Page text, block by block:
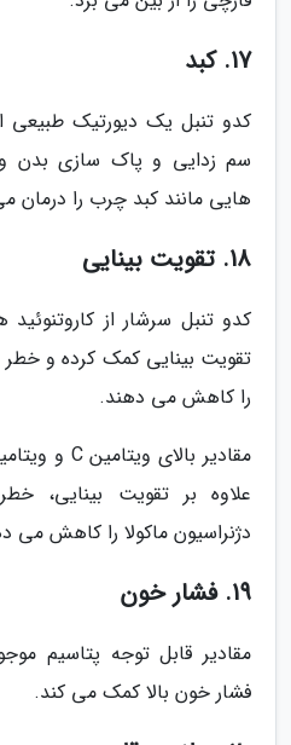
17. کبد
کدو تنبل یک دیورتیک طبیعی
سم زدایی و پاک سازی بدن
هایی مانند کبد چرب را درمان
18. تقویت بینایی
کدو تنبل سرشار از
تقویت بینایی کمک کرده و خطر
را کاهش می دهند.
علاوه بر تقویت بینایی،
دژنراسیون ماکولا را کاهش می
19. فشار خون
مقادیر قابل توجه پتاسیم
فشار خون بالا کمک می کند.